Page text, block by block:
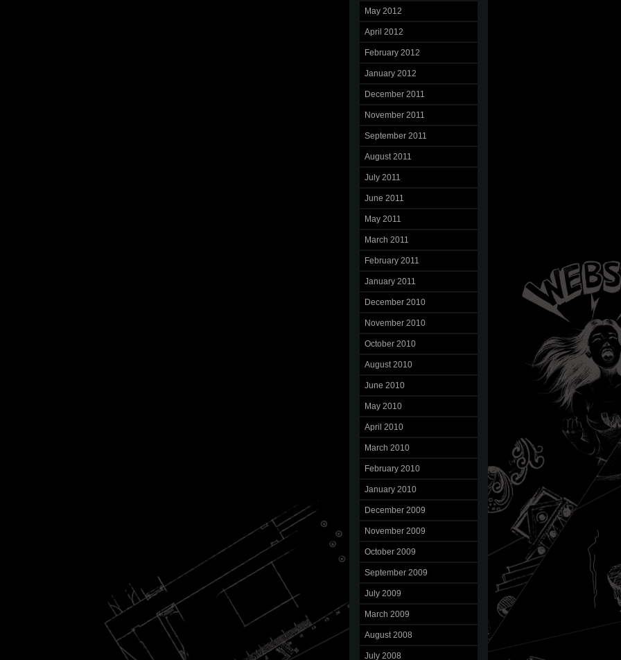
May 2012
April 2012
February 2012
January 2012
December 2011
November 2011
September 2011
August 2011
July 2011
June 2011
May 2011
March 2011
February 2011
January 2011
December 2010
November 2010
October 2010
August 2010
June 2010
May 2010
April 2010
March 2010
February 2010
January 2010
December 2009
November 2009
October 2009
September 2009
July 2009
March 2009
August 2008
July 2008